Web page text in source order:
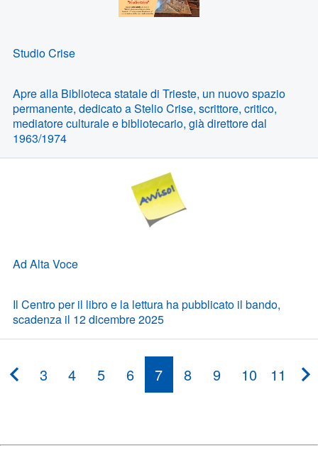
Studio Crise
Apre alla Biblioteca statale di Trieste, un nuovo spazio
permanente, dedicato a Stelio Crise, scrittore, critico,
mediatore culturale e bibliotecario, già direttore dal
1963/1974
Ad Alta Voce
Il Centro per il libro e la lettura ha pubblicato il bando,
scadenza il 12 dicembre 2025
pagination.previous???
3 4 5 6 7 8 9 10 11